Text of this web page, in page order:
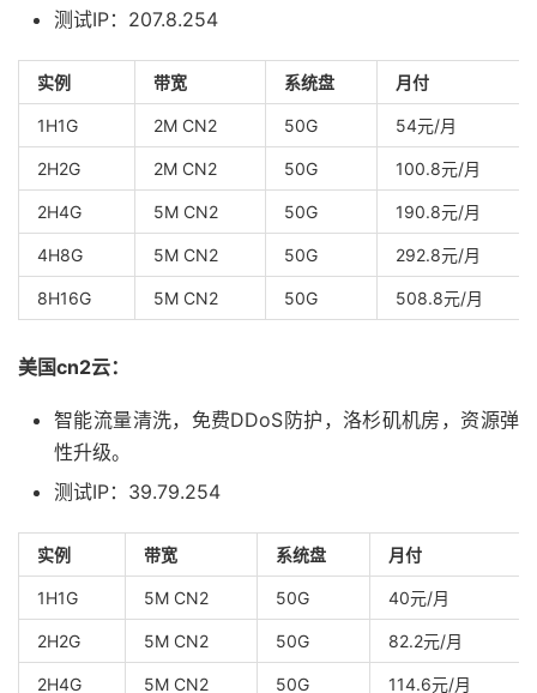
测试IP：207.8.254
实例 带宽 系统盘 月付
1H1G 2M CN2 50G 54元/月
2H2G 2M CN2 50G 100.8元/月
2H4G 5M CN2 50G 190.8元/月
4H8G 5M CN2 50G 292.8元/月
8H16G 5M CN2 50G 508.8元/月
美国cn2云：
智能流量清洗，免费DDoS防护，洛杉矶机房，资源弹
性升级。
测试IP：39.79.254
实例 带宽 系统盘 月付
1H1G 5M CN2 50G 40元/月
2H2G 5M CN2 50G 82.2元/月
2H4G 5M CN2 50G 114.6元/月